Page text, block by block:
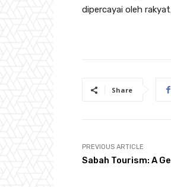
dipercayai oleh
Share
PREVIOUS ARTICLE
Sabah Tourism: A